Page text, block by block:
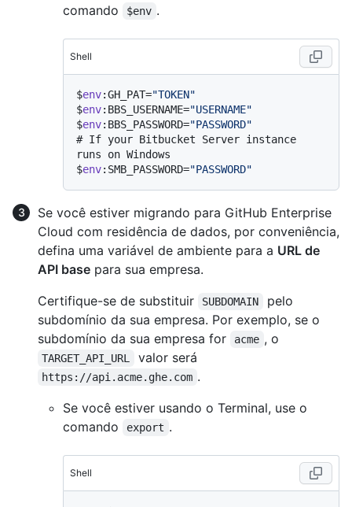
comando
$env .
Shell
$env:GH_PAT="TOKEN"
$env:BBS_USERNAME="USERNAME"
$env:BBS_PASSWORD="PASSWORD"
# If your Bitbucket Server instance
runs on Windows
$env:SMB_PASSWORD="PASSWORD"
Se você estiver migrando para GitHub Enterprise
Cloud com residência de dados, por conveniência,
defina uma variável de ambiente para a URL de
API base para sua empresa.
Certifique-se de substituir
SUBDOMAIN
pelo
subdomínio da sua empresa. Por exemplo, se o
subdomínio da sua empresa for
acme , o
TARGET_API_URL valor será
https://api.acme.ghe.com .
Se você estiver usando o Terminal, use o
comando
export .
Shell